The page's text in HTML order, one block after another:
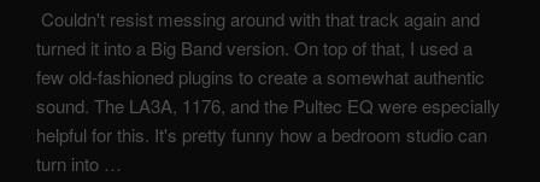
Couldn't resist messing around with that track again and
turned it into a Big Band version. On top of that, I used a
few old-fashioned plugins to create a somewhat authentic
sound. The LA3A, 1176, and the Pultec EQ were especially
helpful for this. It's pretty funny how a bedroom studio can
turn into …